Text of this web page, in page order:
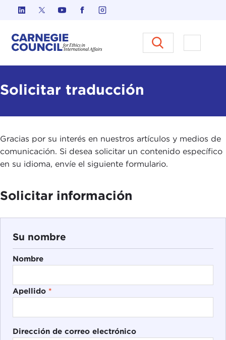
Ir al contenido
Carnegie Council sobre Ética
Abrir el
Solicitar traducción
Gracias por su interés en nuestros artículos y medios de
comunicación. Si desea solicitar un contenido específico
en su idioma, envíe el siguiente formulario.
Solicitar información
Su nombre
Nombre
Apellido *
Dirección de correo electrónico